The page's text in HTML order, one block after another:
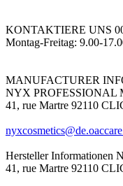
KONTAKTIERE UNS
Montag-Freitag: 9.00-
MANUFACTURER
NYX PROFESSIONAL
41, rue Martre 92110
Hersteller Informationen
41, rue Martre 92110